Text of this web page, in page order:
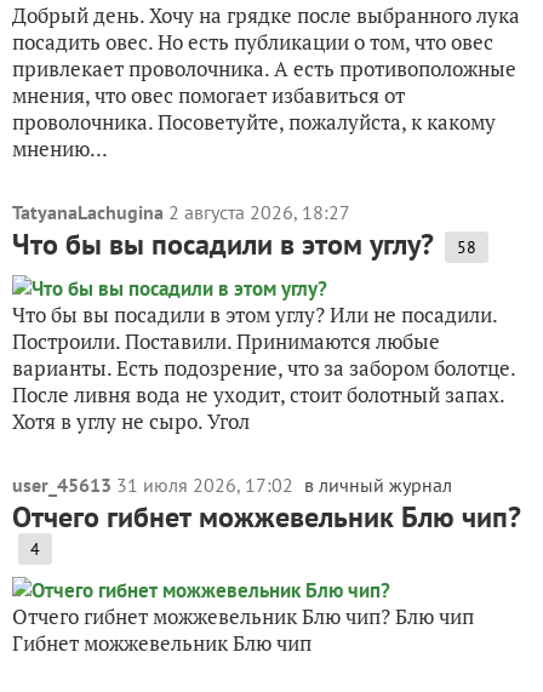
Добрый день. Хочу на грядке после выбранного лука
посадить овес. Но есть публикации о том, что овес
привлекает проволочника. А есть противоположные
мнения, что овес помогает избавиться от
проволочника. Посоветуйте, пожалуйста, к какому
мнению...
TatyanaLachugina 2 августа 2026, 18:27
Что бы вы посадили в этом углу? 58
Что бы вы посадили в этом углу? Или не посадили.
Построили. Поставили. Принимаются любые
варианты. Есть подозрение, что за забором болотце.
После ливня вода не уходит, стоит болотный запах.
Хотя в углу не сыро. Угол
user_45613 31 июля 2026, 17:02 в личный журнал
Отчего гибнет можжевельник Блю чип?
4
Отчего гибнет можжевельник Блю чип? Блю чип
Гибнет можжевельник Блю чип